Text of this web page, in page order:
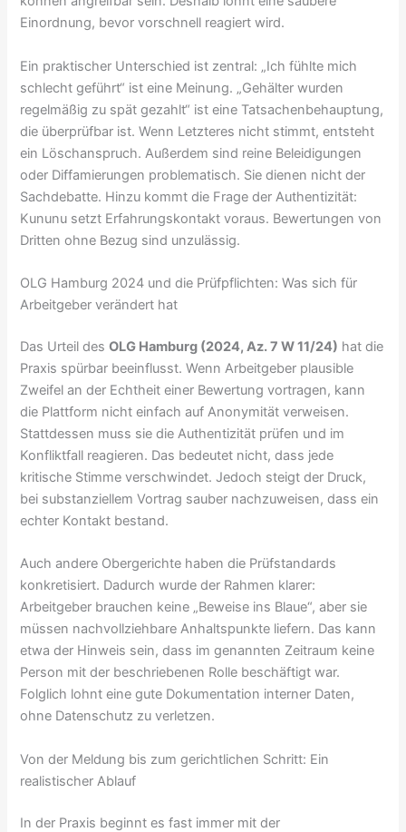
Einordnung, bevor vorschnell reagiert wird.
Ein praktischer Unterschied ist zentral: „Ich fühlte mich
schlecht geführt“ ist eine Meinung. „Gehälter wurden
regelmäßig zu spät gezahlt“ ist eine Tatsachenbehauptung,
die überprüfbar ist. Wenn Letzteres nicht stimmt, entsteht
ein Löschanspruch. Außerdem sind reine Beleidigungen
oder Diffamierungen problematisch. Sie dienen nicht der
Sachdebatte. Hinzu kommt die Frage der Authentizität:
Kununu setzt Erfahrungskontakt voraus. Bewertungen von
Dritten ohne Bezug sind unzulässig.
OLG Hamburg 2024 und die Prüfpflichten: Was sich für
Arbeitgeber verändert hat
Das Urteil desOLG Hamburg (2024, Az. 7 W 11/24) hat die
Praxis spürbar beeinflusst. Wenn Arbeitgeber plausible
Zweifel an der Echtheit einer Bewertung vortragen, kann
die Plattform nicht einfach auf Anonymität verweisen.
Stattdessen muss sie die Authentizität prüfen und im
Konfliktfall reagieren. Das bedeutet nicht, dass jede
kritische Stimme verschwindet. Jedoch steigt der Druck,
bei substanziellem Vortrag sauber nachzuweisen, dass ein
echter Kontakt bestand.
Auch andere Obergerichte haben die Prüfstandards
konkretisiert. Dadurch wurde der Rahmen klarer:
Arbeitgeber brauchen keine „Beweise ins Blaue“, aber sie
müssen nachvollziehbare Anhaltspunkte liefern. Das kann
etwa der Hinweis sein, dass im genannten Zeitraum keine
Person mit der beschriebenen Rolle beschäftigt war.
Folglich lohnt eine gute Dokumentation interner Daten,
ohne Datenschutz zu verletzen.
Von der Meldung bis zum gerichtlichen Schritt: Ein
realistischer Ablauf
In der Praxis beginnt es fast immer mit der